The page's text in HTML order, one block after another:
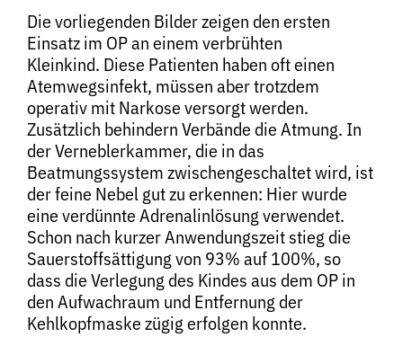
Die vorliegenden Bilder zeigen den ersten
Einsatz im OP an einem verbrühten
Kleinkind. Diese Patienten haben oft einen
Atemwegsinfekt, müssen aber trotzdem
operativ mit Narkose versorgt werden.
Zusätzlich behindern Verbände die Atmung. In
der Verneblerkammer, die in das
Beatmungssystem zwischengeschaltet wird, ist
der feine Nebel gut zu erkennen: Hier wurde
eine verdünnte Adrenalinlösung verwendet.
Schon nach kurzer Anwendungszeit stieg die
Sauerstoffsättigung von 93% auf 100%, so
dass die Verlegung des Kindes aus dem OP in
den Aufwachraum und Entfernung der
Kehlkopfmaske zügig erfolgen konnte.